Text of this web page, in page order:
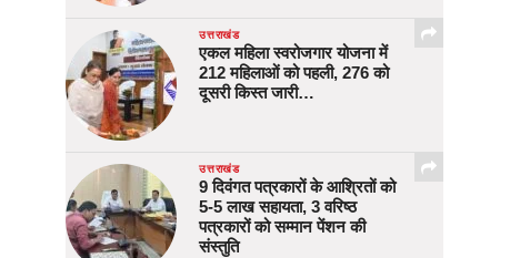
उत्तराखंड
एकल महिला स्वरोजगार योजना में
212 महिलाओं को पहली, 276 को
दूसरी किस्त जारी…
उत्तराखंड
9 दिवंगत पत्रकारों के आश्रितों को
5-5 लाख सहायता, 3 वरिष्ठ
पत्रकारों को सम्मान पेंशन की
संस्तुति